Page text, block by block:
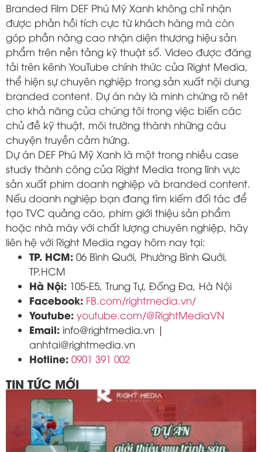
Branded Film DEF Phú Mỹ Xanh không chỉ nhận
được phản hồi tích cực từ khách hàng mà còn
góp phần nâng cao nhận diện thương hiệu sản
phẩm trên nền tảng kỹ thuật số. Video được đăng
tải trên kênh YouTube chính thức của Right Media,
thể hiện sự chuyên nghiệp trong sản xuất nội dung
branded content. Dự án này là minh chứng rõ nét
cho khả năng của chúng tôi trong việc biến các
chủ đề kỹ thuật, môi trường thành những câu
chuyện truyền cảm hứng.
Dự án DEF Phú Mỹ Xanh là một trong nhiều case
study thành công của Right Media trong lĩnh vực
sản xuất phim doanh nghiệp và branded content.
Nếu doanh nghiệp bạn đang tìm kiếm đối tác để
tạo TVC quảng cáo, phim giới thiệu sản phẩm
hoặc nhà máy với chất lượng chuyên nghiệp, hãy
liên hệ với Right Media ngay hôm nay tại:
TP. HCM: 06 Bình Quới, Phường Bình Quới,
TP.HCM
Hà Nội: 105-E5, Trung Tự, Đống Đa, Hà Nội
Facebook: FB.com/rightmedia.vn/
Youtube: youtube.com/@RightMediaVN
Email: info@rightmedia.vn |
anhtai@rightmedia.vn
Hotline: 0901 391 002
TIN TỨC MỚI